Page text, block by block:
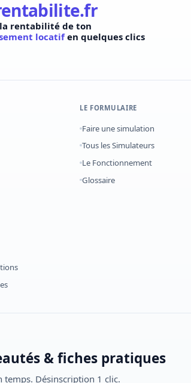
rentabilité de ton
locatifen quelques clics
LE FORMULAIRE
Faire une simulation
Tous les Simulateurs
Le Fonctionnement
Glossaire
& fiches pratiques
temps. Désinscription 1 clic.